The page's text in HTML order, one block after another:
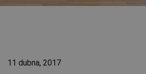
11 dubna, 2017